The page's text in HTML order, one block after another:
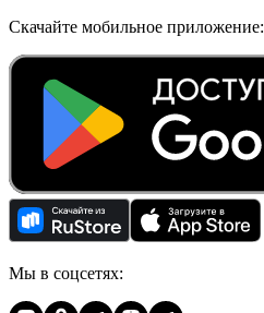
Скачайте мобильное приложение:
Мы в соцсетях: